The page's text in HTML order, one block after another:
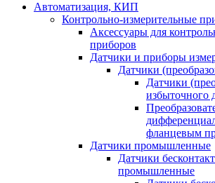
Автоматизация, КИП
Контрольно-измерительные
Аксессуары для
приборов
Датчики и приборы
Датчики
Датчики
избыточного
фланцевым
Датчики промышленные
Датчики
промышленные